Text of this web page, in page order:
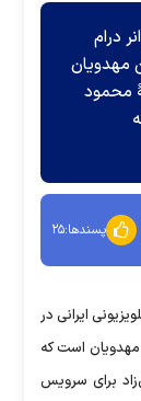
درام
مهدویان
محمود
پسندها:۲۵
ایرانی در
مهدویان است که
برای سرویس